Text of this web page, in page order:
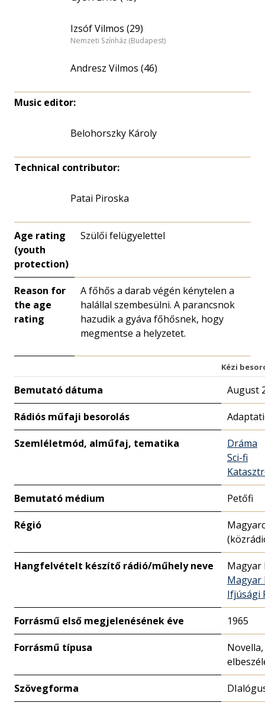
Izsóf Vilmos (29)
Nemzeti Színház (Budapest)
Andresz Vilmos (46)
Music editor:
Belohorszky Károly
Technical contributor:
Patai Piroska
Age rating
(youth
protection)
Szülői felügyelettel
Reason for
the age
rating
A főhős a darab végén kénytelen a
halállal szembesülni. A parancsnok
hazudik a gyáva főhősnek, hogy
megmentse a helyzetet.
Kézi
Bemutató dátuma August
Rádiós műfaji besorolás
Szemléletmód, alműfaj, tematika
Dráma
Sci-fi
Bemutató médium Petőfi
Régió
Hangfelvételt készítő rádió/műhely neve
Magyar
Magyar
Ifjúsági
Forrásmű első megjelenésének éve 1965
Forrásmű típusa
Novella,
Szövegforma